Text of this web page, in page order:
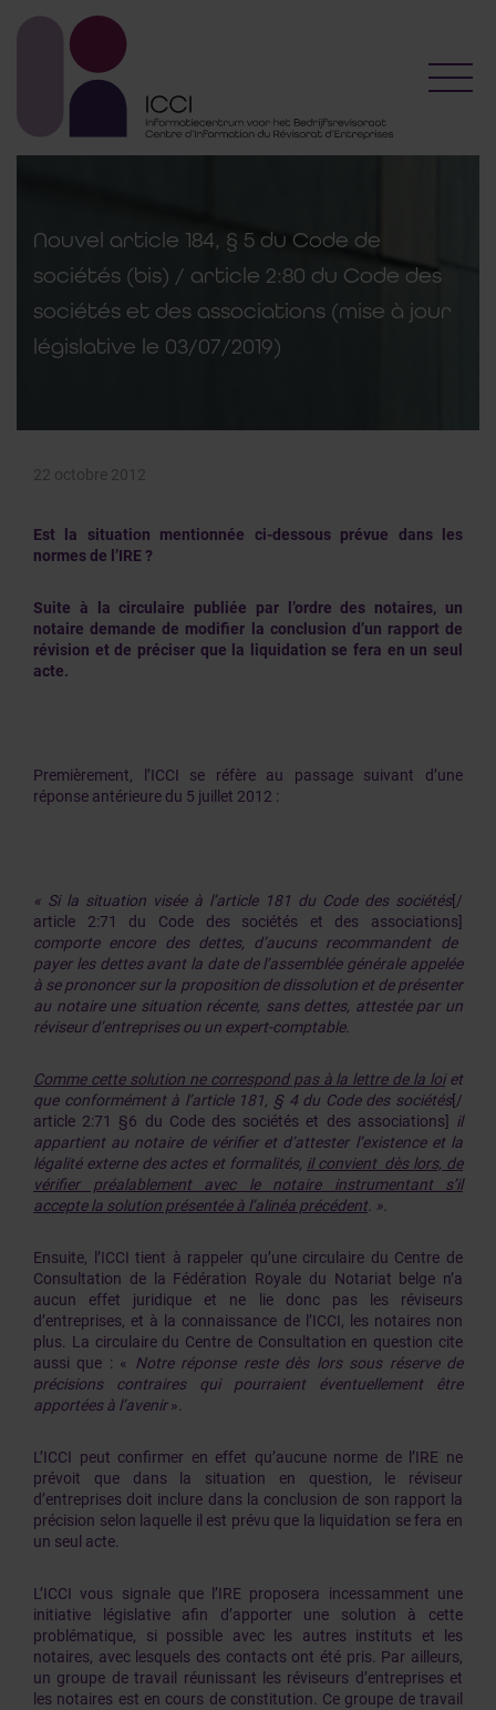
Nouvel article 184, § 5 du Code de
sociétés (bis) / article 2:80 du Code des
sociétés et des associations (mise à jour
législative le 03/07/2019)
22 octobre 2012
Est la situation mentionnée ci-dessous prévue dans les
normes de l’IRE ?
Suite à la circulaire publiée par l’ordre des notaires, un
notaire demande de modifier la conclusion d’un rapport de
révision et de préciser que la liquidation se fera en un seul
acte.
Premièrement, l’ICCI se réfère au passage suivant d’une
réponse antérieure du 5 juillet 2012 :
« Si la situation visée à l’article 181 du Code des sociétés[/
article 2:71 du Code des sociétés et des associations]
comporte encore des dettes, d’aucuns recommandent de
payer les dettes avant la date de l’assemblée générale appelée
à se prononcer sur la proposition de dissolution et de présenter
au notaire une situation récente, sans dettes, attestée par un
réviseur d’entreprises ou un expert-comptable.
Comme cette solution ne correspond pas à la lettre de la loiet
que conformément à l’article 181, § 4 du Code des sociétés[/
article 2:71 §6 du Code des sociétés et des associations]
il
appartient au notaire de vérifier et d’attester l’existence et la
légalité externe des actes et formalités, il convient dès lors, de
vérifier préalablement avec le notaire instrumentant s’il
accepte la solution présentée à l’alinéa précédent . ».
Ensuite, l’ICCI tient à rappeler qu’une circulaire du Centre de
Consultation de la Fédération Royale du Notariat belge n’a
aucun effet juridique et ne lie donc pas les réviseurs
d’entreprises, et à la connaissance de l’ICCI, les notaires non
plus. La circulaire du Centre de Consultation en question cite
aussi que : « Notre réponse reste dès lors sous réserve de
précisions contraires qui pourraient éventuellement être
apportées à l’avenir».
L’ICCI peut confirmer en effet qu’aucune norme de l’IRE ne
prévoit que dans la situation en question, le réviseur
d’entreprises doit inclure dans la conclusion de son rapport la
précision selon laquelle il est prévu que la liquidation se fera en
un seul acte.
L’ICCI vous signale que l’IRE proposera incessamment une
initiative législative afin d’apporter une solution à cette
problématique, si possible avec les autres instituts et les
notaires, avec lesquels des contacts ont été pris. Par ailleurs,
un groupe de travail réunissant les réviseurs d’entreprises et
les notaires est en cours de constitution. Ce groupe de travail